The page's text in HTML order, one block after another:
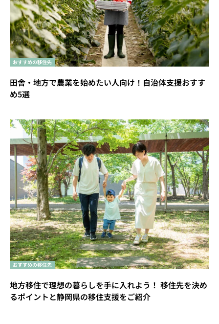
おすすめの移住先
田舎・地方で農業を始めたい人向け！自治体支援おすす
め5選
おすすめの移住先
地方移住で理想の暮らしを手に入れよう！ 移住先を決め
るポイントと静岡県の移住支援をご紹介